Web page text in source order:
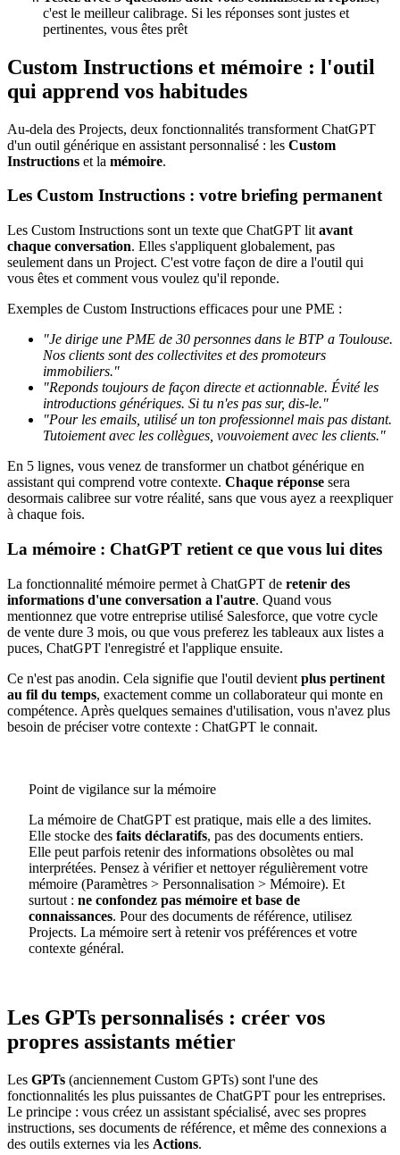
c'est le meilleur calibrage. Si les réponses sont justes et
pertinentes, vous êtes prêt
Custom Instructions et mémoire : l'outil
qui apprend vos habitudes
Au-dela des Projects, deux fonctionnalités transforment ChatGPT
d'un outil générique en assistant personnalisé : les Custom
Instructions et la mémoire.
Les Custom Instructions : votre briefing permanent
Les Custom Instructions sont un texte que ChatGPT lit avant
chaque conversation. Elles s'appliquent globalement, pas
seulement dans un Project. C'est votre façon de dire a l'outil qui
vous êtes et comment vous voulez qu'il reponde.
Exemples de Custom Instructions efficaces pour une PME :
"Je dirige une PME de 30 personnes dans le BTP a Toulouse.
Nos clients sont des collectivites et des promoteurs
immobiliers."
"Reponds toujours de façon directe et actionnable. Évité les
introductions génériques. Si tu n'es pas sur, dis-le."
"Pour les emails, utilisé un ton professionnel mais pas distant.
Tutoiement avec les collègues, vouvoiement avec les clients."
En 5 lignes, vous venez de transformer un chatbot générique en
assistant qui comprend votre contexte. Chaque réponse sera
desormais calibree sur votre réalité, sans que vous ayez a reexpliquer
à chaque fois.
La mémoire : ChatGPT retient ce que vous lui dites
La fonctionnalité mémoire permet à ChatGPT de retenir des
informations d'une conversation a l'autre. Quand vous
mentionnez que votre entreprise utilisé Salesforce, que votre cycle
de vente dure 3 mois, ou que vous preferez les tableaux aux listes a
puces, ChatGPT l'enregistré et l'applique ensuite.
Ce n'est pas anodin. Cela signifie que l'outil devient plus pertinent
au fil du temps, exactement comme un collaborateur qui monte en
compétence. Après quelques semaines d'utilisation, vous n'avez plus
besoin de préciser votre contexte : ChatGPT le connait.
Point de vigilance sur la mémoire
La mémoire de ChatGPT est pratique, mais elle a des limites.
Elle stocke des faits déclaratifs, pas des documents entiers.
Elle peut parfois retenir des informations obsolètes ou mal
interprétées. Pensez à vérifier et nettoyer régulièrement votre
mémoire (Paramètres > Personnalisation > Mémoire). Et
surtout : ne confondez pas mémoire et base de
connaissances. Pour des documents de référence, utilisez
Projects. La mémoire sert à retenir vos préférences et votre
contexte général.
Les GPTs personnalisés : créer vos
propres assistants métier
Les GPTs (anciennement Custom GPTs) sont l'une des
fonctionnalités les plus puissantes de ChatGPT pour les entreprises.
Le principe : vous créez un assistant spécialisé, avec ses propres
instructions, ses documents de référence, et même des connexions a
des outils externes via les Actions.